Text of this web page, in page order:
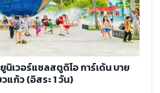
นิเวอร์แซลสตูดิโอ การ์เด้น บาย
แก้ว (อิสระ 1 วัน)